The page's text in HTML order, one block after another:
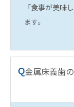
「食事が美味
ます。
Q金属床義歯